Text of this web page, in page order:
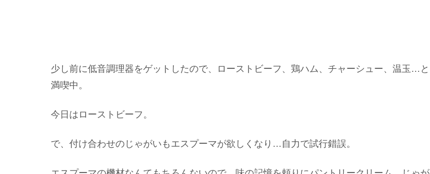
少し前に低音調理器をゲットしたので、ローストビーフ、鶏ハム、チャーシュー、温玉…と
満喫中。
今日はローストビーフ。
で、付け合わせのじゃがいもエスプーマが欲しくなり…自力で試行錯誤。